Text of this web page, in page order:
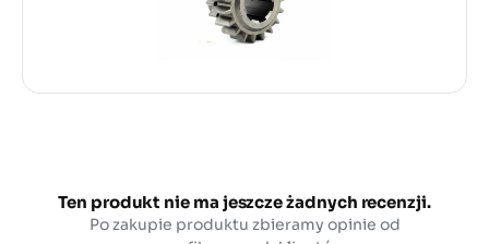
Ten produkt nie ma jeszcze żadnych recenzji.
Po zakupie produktu zbieramy opinie od